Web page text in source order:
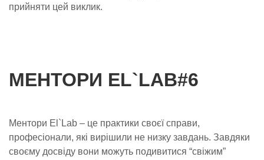
прийняти цей виклик.
МЕНТОРИ EL`LAB#6
Ментори El`Lab – це практики своєї справи,
професіонали, які вирішили не низку завдань. Завдяки
своєму досвіду вони можуть подивитися “свіжим”